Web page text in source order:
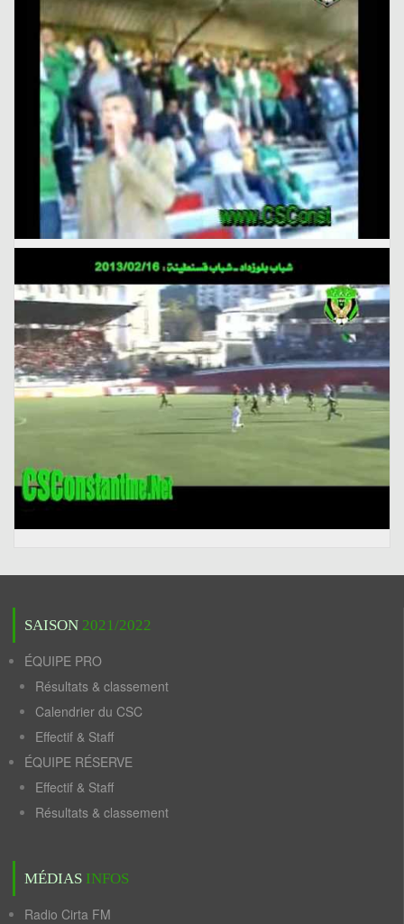
SAISON 2021/2022
ÉQUIPE PRO
Résultats & classement
Calendrier du CSC
Effectif & Staff
ÉQUIPE RÉSERVE
Effectif & Staff
Résultats & classement
MÉDIAS INFOS
Radio Cirta FM